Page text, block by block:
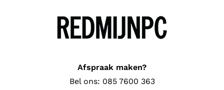
Afspraak maken?
Bel ons: 085 7600 363